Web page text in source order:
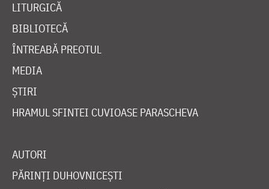
LITURGICĂ
BIBLIOTECĂ
ÎNTREABĂ PREOTUL
MEDIA
ȘTIRI
HRAMUL SFINTEI CUVIOASE PARASCHEVA
AUTORI
PĂRINȚI DUHOVNICEȘTI